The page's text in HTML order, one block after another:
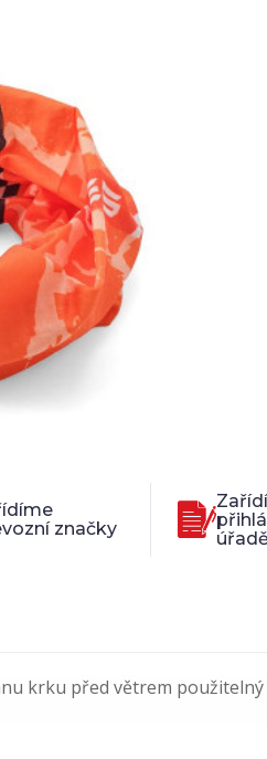
značky
úřadě
krku před větrem